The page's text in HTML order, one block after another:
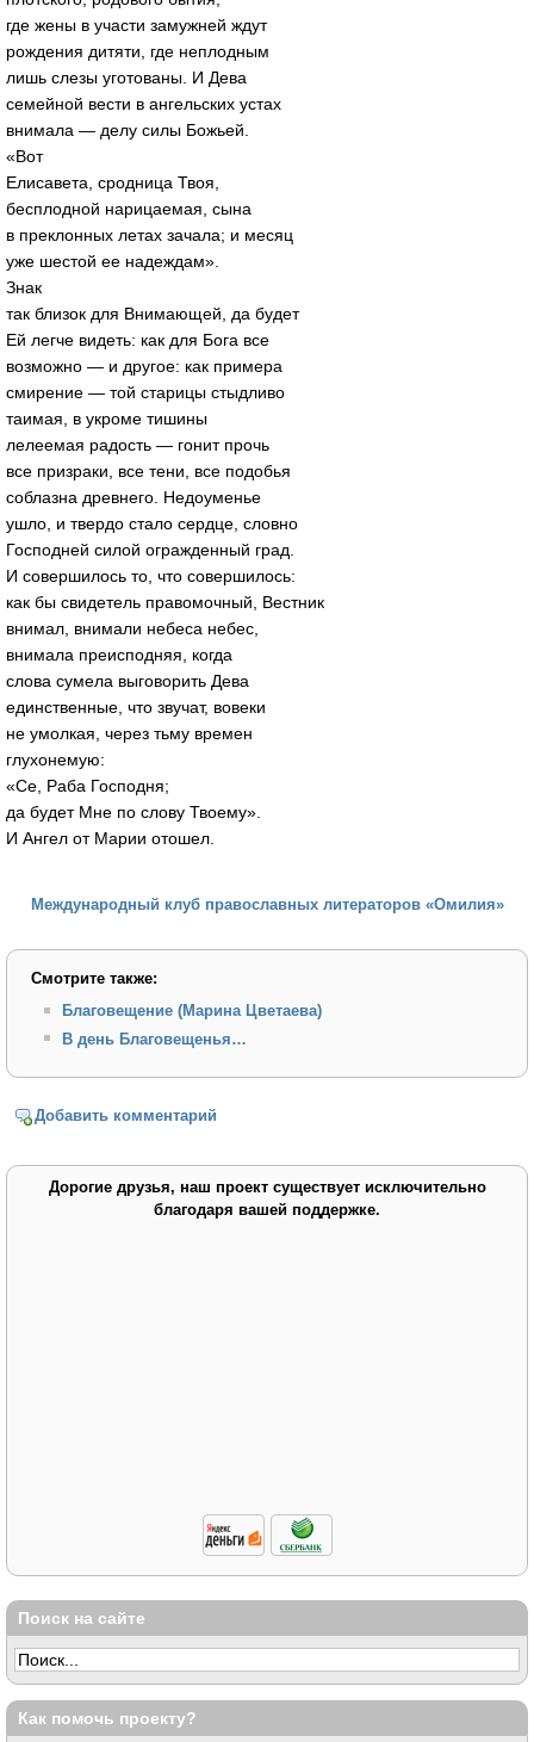
где жены в участи замужней ждут
рождения дитяти, где неплодным
лишь слезы уготованы. И Дева
семейной вести в ангельских устах
внимала — делу силы Божьей.
«Вот
Елисавета, сродница Твоя,
бесплодной нарицаемая, сына
в преклонных летах зачала; и месяц
уже шестой ее надеждам».
Знак
так близок для Внимающей, да будет
Ей легче видеть: как для Бога все
возможно — и другое: как примера
смирение — той старицы стыдливо
таимая, в укроме тишины
лелеемая радость — гонит прочь
все призраки, все тени, все подобья
соблазна древнего. Недоуменье
ушло, и твердо стало сердце, словно
Господней силой огражденный град.
И совершилось то, что совершилось:
как бы свидетель правомочный, Вестник
внимал, внимали небеса небес,
внимала преисподняя, когда
слова сумела выговорить Дева
единственные, что звучат, вовеки
не умолкая, через тьму времен
глухонемую:
«Се, Раба Господня;
да будет Мне по слову Твоему».
И Ангел от Марии отошел.
Международный клуб православных литераторов «Омилия»
Смотрите также:
Благовещение (Марина Цветаева)
В день Благовещенья…
Добавить комментарий
Дорогие друзья, наш проект существует исключительно
благодаря вашей поддержке.
Поиск на сайте
Как помочь проекту?